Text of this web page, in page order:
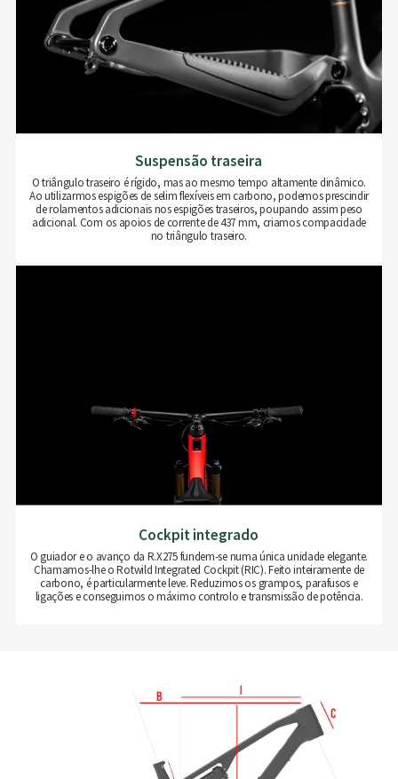
Suspensão traseira
O triângulo traseiro é rígido, mas ao mesmo tempo altamente dinâmico.
Ao utilizarmos espigões de selim flexíveis em carbono, podemos prescindir
de rolamentos adicionais nos espigões traseiros, poupando assim peso
adicional. Com os apoios de corrente de 437 mm, criamos compacidade
no triângulo traseiro.
Cockpit integrado
O guiador e o avanço da R.X275 fundem-se numa única unidade elegante.
Chamamos-lhe o Rotwild Integrated Cockpit (RIC). Feito inteiramente de
carbono, é particularmente leve. Reduzimos os grampos, parafusos e
ligações e conseguimos o máximo controlo e transmissão de potência.